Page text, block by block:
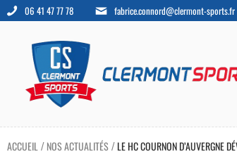
06 41 47 77 78 fabrice.connord@clermont-sports.fr
ACCUEIL / NOS ACTUALITÉS/LE HC COURNON D’AUVERGNE